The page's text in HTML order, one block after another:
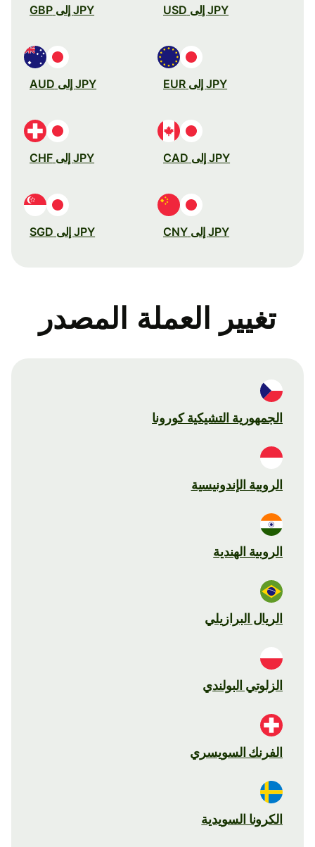
JPY إلى USD JPY إلى GBP
JPY إلى EUR JPY إلى AUD
JPY إلى CAD JPY إلى CHF
JPY إلى CNY JPY إلى SGD
تغيير العملة المصدر
الجمهورية التشيكية كورونا
الروبية الإندونيسية
الروبية الهندية
الريال البرازيلي
الزلوتي البولندي
الفرنك السويسري
الكرونا السويدية